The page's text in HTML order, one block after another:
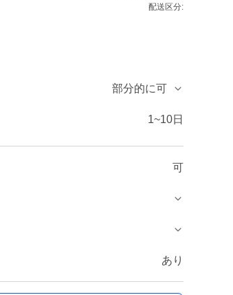
配送区分:
部分的に可
1~10日
可
あり